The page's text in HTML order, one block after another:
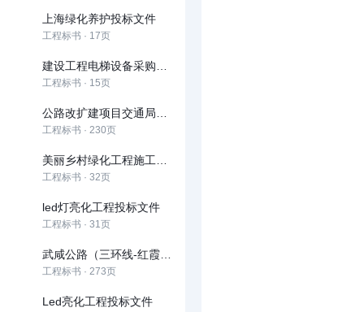
上海绿化养护投标文件
工程标书 · 17页
工程标书 · 15页
工程标书 · 230页
工程标书 · 32页
led灯亮化工程投标文件
工程标书 · 31页
工程标书 · 273页
Led亮化工程投标文件